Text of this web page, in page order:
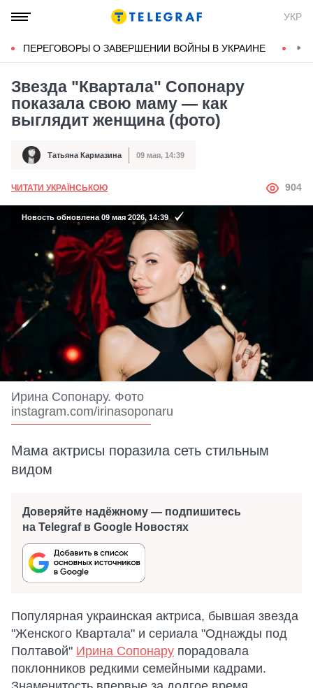
УКР
ПЕРЕГОВОРЫ О ЗАВЕРШЕНИИ ВОЙНЫ В УКРАИНЕ
Звезда "Квартала" Сопонару
показала свою маму — как
выглядит женщина (фото)
Автор Татьяна Кармазина
Дата публикации 09 мая, 14:39
ЧИТАТИ УКРАЇНСЬКОЮ АВТОР
904
Новость обновлена 09 мая 2026, 14:39
Ирина Сопонару. Фото
instagram.com/irinasoponaru
Мама актрисы поразила сеть стильным
видом
Доверяйте надёжному — подпишитесь
на Telegraf в Google Новостях
Популярная украинская актриса, бывшая звезда
"Женского Квартала" и сериала "Однажды под
Полтавой" Ирина Сопонару порадовала
поклонников редкими семейными кадрами.